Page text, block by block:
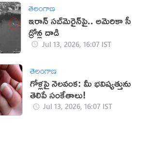
తెలంగాణ
ఇరాన్‌ సబ్‌మెరైన్‌పై.. అమెరికా సీ
డ్రోన్ల దాడి
Jul 13, 2026, 16:07 IST
తెలంగాణ
గోళ్లపై నెలవంక: మీ భవిష్యత్తును
తెలిపే సంకేతాలు!
Jul 13, 2026, 16:07 IST